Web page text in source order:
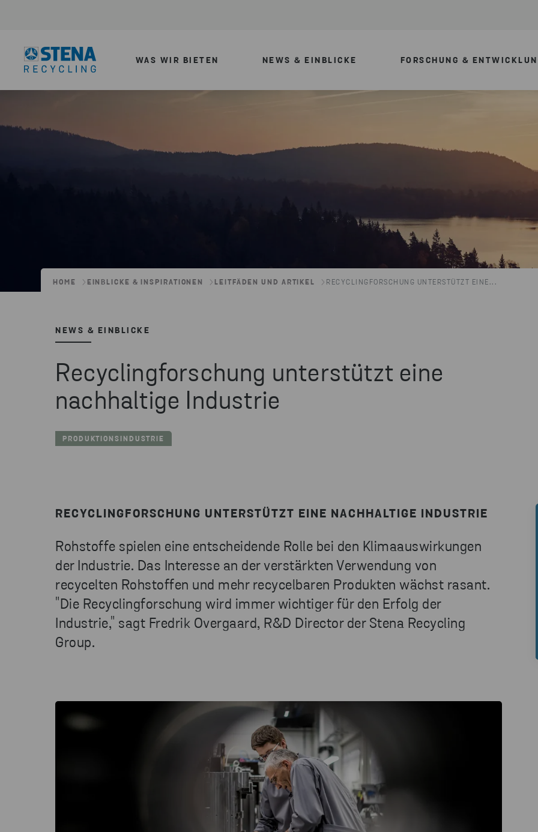
WAS WIR BIETEN NEWS & EINBLICKE FORSCHUNG &
HOME EINBLICKE & INSPIRATIONEN LEITFÄDEN UND ARTIKEL RECYCLINGFORSCHUNG UNTERSTÜTZT EINE...
NEWS & EINBLICKE
Recyclingforschung unterstützt eine
nachhaltige Industrie
PRODUKTIONSINDUSTRIE
RECYCLINGFORSCHUNG UNTERSTÜTZT EINE NACHHALTIGE INDUSTRIE
Rohstoffe spielen eine entscheidende Rolle bei den Klimaauswirkungen
der Industrie. Das Interesse an der verstärkten Verwendung von
recycelten Rohstoffen und mehr recycelbaren Produkten wächst rasant.
"Die Recyclingforschung wird immer wichtiger für den Erfolg der
Industrie," sagt Fredrik Overgaard, R&D Director der Stena Recycling
Group.